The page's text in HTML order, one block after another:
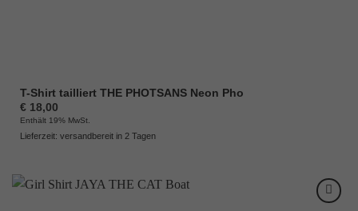
T-Shirt tailliert THE PHOTSANS Neon Pho
€18,00
Enthält 19% MwSt.
Lieferzeit: versandbereit in 2 Tagen